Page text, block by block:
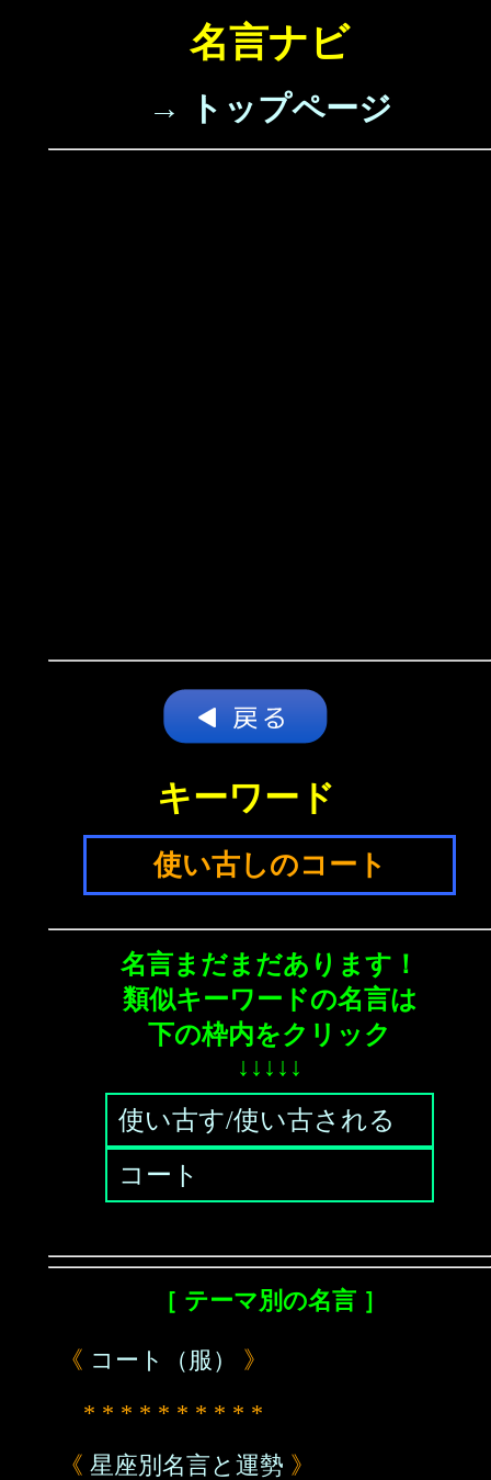
名言ナビ
→ トップページ
キーワード
使い古しのコート
名言まだまだあります！
類似キーワードの名言は
下の枠内をクリック
↓↓↓↓↓
使い古す/使い古される
コート
［ テーマ別の名言 ］
《 コート（服）
》
* * * * * * * * * *
《 星座別名言と運勢 》